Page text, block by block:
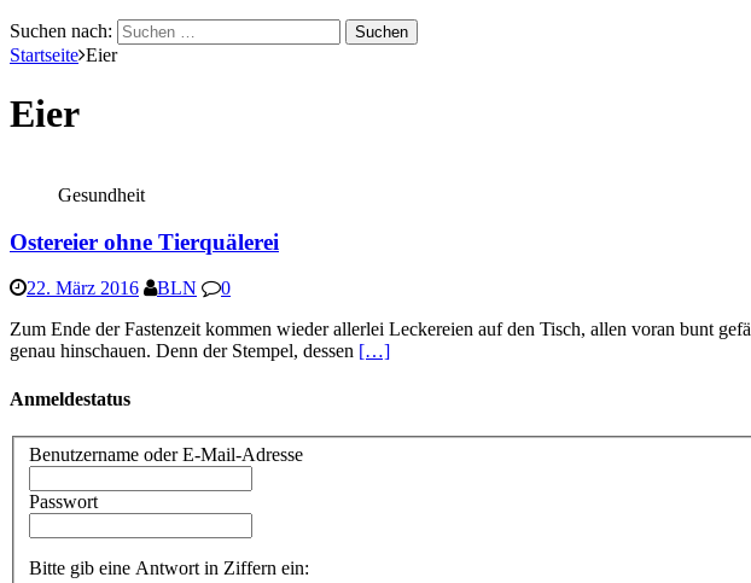
Suchen nach:
Startseite Eier
Eier
Gesundheit
Ostereier ohne Tierquälerei
22. März 2016 BLN
0
Zum Ende der Fastenzeit kommen wieder allerlei Leckereien auf den Tisch, allen voran bunt
genau hinschauen. Denn der Stempel, dessen […]
Anmeldestatus
Benutzername oder E-Mail-Adresse
Passwort
Bitte gib eine Antwort in Ziffern ein: